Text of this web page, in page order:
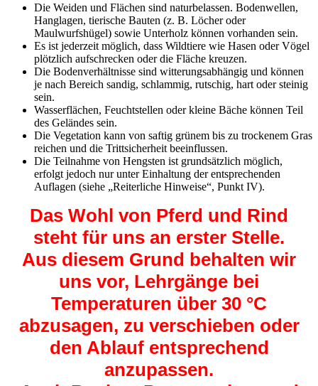
Die Weiden und Flächen sind naturbelassen. Bodenwellen,
Hanglagen, tierische Bauten (z. B. Löcher oder
Maulwurfshügel) sowie Unterholz können vorhanden sein.
Es ist jederzeit möglich, dass Wildtiere wie Hasen oder Vögel
plötzlich aufschrecken oder die Fläche kreuzen.
Die Bodenverhältnisse sind witterungsabhängig und können
je nach Bereich sandig, schlammig, rutschig, hart oder steinig
sein.
Wasserflächen, Feuchtstellen oder kleine Bäche können Teil
des Geländes sein.
Die Vegetation kann von saftig grünem bis zu trockenem Gras
reichen und die Trittsicherheit beeinflussen.
Die Teilnahme von Hengsten ist grundsätzlich möglich,
erfolgt jedoch nur unter Einhaltung der entsprechenden
Auflagen (siehe „Reiterliche Hinweise“, Punkt IV).
Das Wohl von Pferd und Rind
steht für uns an erster Stelle.
Aus diesem Grund behalten wir
uns vor, Lehrgänge bei
Temperaturen über 30 °C
abzusagen, zu verschieben oder
den Ablauf entsprechend
anzupassen.